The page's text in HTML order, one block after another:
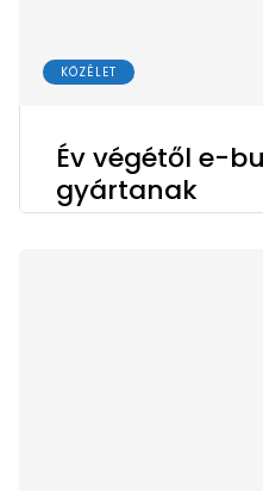
KÖZÉLET
Év végétől e-
gyártanak